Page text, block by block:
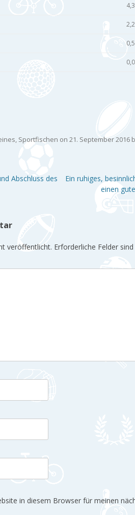
, Sportfischen on 21. September 2016
Abschluss des
Ein ruhiges,
einen
veröffentlicht. Erforderliche Felder
in diesem Browser für meinen